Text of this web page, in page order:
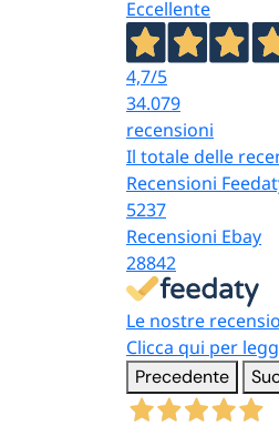
Eccellente
4,7/5
34.079
recensioni
Il totale delle
Recensioni
5237
Recensioni Ebay
28842
Le nostre
Clicca qui per
Precedente